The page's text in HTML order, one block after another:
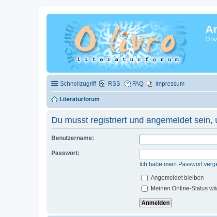
O
Schnellzugriff RSS FAQ Impressum
Literaturforum
Du musst registriert und angemeldet
Benutzername:
Passwort:
Ich habe mein Passwort
Angemeldet bleiben
Meinen Online-Status